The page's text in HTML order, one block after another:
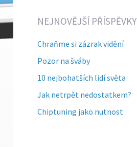
NEJNOVĚJŠÍ PŘÍSPĚVKY
Chraňme si zázrak vidění
Pozor na šváby
10 nejbohatších lidí světa
Jak netrpět nedostatkem?
Chiptuning jako nutnost